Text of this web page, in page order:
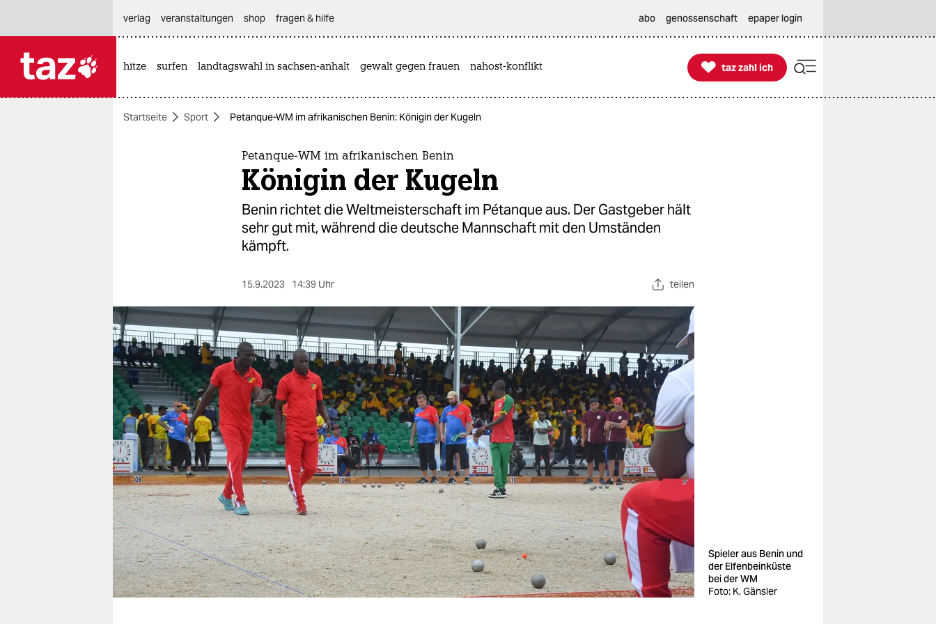
themen
berlin
nord
wahrheit
verlag
verlag
veranstaltungen
shop
fragen & hilfe
unterstützen
abo
genossenschaft
verlag
veranstaltungen shop fragen & hilfe abo genossenschaft epaper login
hitze surfen landtagswahl in sachsen-anhalt gewalt gegen frauen nahost-konflikt 
taz zahl ich
taz zahl ich
Startseite Sport Petanque-WM im afrikanischen Benin: Königin der Kugeln
Petanque-WM im afrikanischen Benin
Königin der Kugeln
Benin richtet die Weltmeisterschaft im Pétanque aus. Der Gastgeber hält
sehr gut mit, während die deutsche Mannschaft mit den Umständen
kämpft.
15.9.2023 14:39 Uhr teilen
Spieler aus Benin und
der Elfenbeinküste
bei der WM
Foto: K. Gänsler